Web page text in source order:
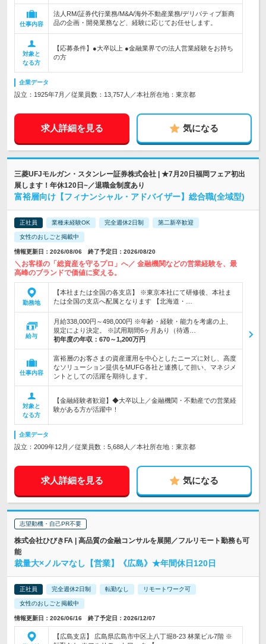
仕事内容
法人RM/証券代行業務/M&A/海外不動産業務/デリバティブ新商
品の企画・開発業務など、経験に応じてお任せします。
対象と
なる方
【応募条件】●大卒以上 ●金融業界での法人営業経験をお持ち
の方
企業データ
設立：1925年7月／従業員数：13,757人／本社所在地：東京都
求人詳細を見る 気になる
三菱UFJモルガン・スタンレー証券株式会社 | ★7月20日福岡フェア初出
展します！年休120日~／退職金制度あり
富裕層向け【フィナンシャル・アドバイザー】総合職(全域型)
正社員 業種未経験OK 完全週休2日制 第二新卒歓迎
女性のおしごと掲載中
情報更新日：2026/08/06 終了予定日：2026/08/20
＼お客様の「総資産を守るプロ」へ／ 金融機関などの営業経験を、最
高峰のブランドで価値に変える。
勤務地
【本社または全国の各支店】 ※東京本社にて研修後、本社ま
たは全国の支店へ配属となります 【北海道・…
給与
月給338,000円～498,000円 ※年齢・経験・能力を考慮の上、
規定により決定。 ※試用期間6ヶ月あり（待遇…
初年度の年収： 670～1,200万円
仕事内容
富裕層のお客さまの資産運用を中心としたニーズに対し、高度
なソリューション提供をMUFG各社と連携して担い、マネジメ
ントとしての活躍を期待します。
対象と
なる方
【金融経験者歓迎】◆大卒以上／金融機関・不動産での営業経
験がある方が活躍中！
企業データ
設立：2009年12月／従業員数：5,688人／本社所在地：東京都
求人詳細を見る 気になる
志望動機・自己PR不要
株式会社ひびきFA | 高品質の金融コンサルを展開／フルリモート勤務も可
能
裁量大×ノルマなし【営業】《広島》★年間休日120日
正社員 完全週休2日制 転勤なし リモートワーク可
女性のおしごと掲載中
情報更新日：2026/06/16 終了予定日：2026/12/07
【広島支店】 広島県広島市中区上八丁堀8-23 林業ビル7階 ※